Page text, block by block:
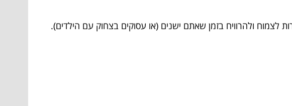
ולהרוויח בזמן שאתם ישנים (או עסוקים בצחוק עם הילדים).